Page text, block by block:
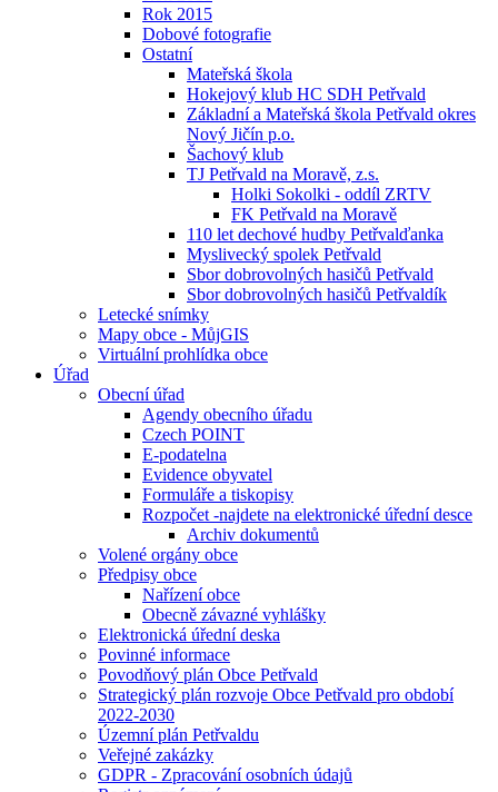
Rok 2015
Dobové fotografie
Ostatní
Mateřská škola
Hokejový klub HC SDH Petřvald
Základní a Mateřská škola Petřvald okres
Nový Jičín p.o.
Šachový klub
TJ Petřvald na Moravě, z.s.
Holki Sokolki - oddíl ZRTV
FK Petřvald na Moravě
110 let dechové hudby Petřvalďanka
Myslivecký spolek Petřvald
Sbor dobrovolných hasičů Petřvald
Sbor dobrovolných hasičů Petřvaldík
Letecké snímky
Mapy obce - MůjGIS
Virtuální prohlídka obce
Úřad
Obecní úřad
Agendy obecního úřadu
Czech POINT
E-podatelna
Evidence obyvatel
Formuláře a tiskopisy
Rozpočet -najdete na elektronické úřední desce
Archiv dokumentů
Volené orgány obce
Předpisy obce
Nařízení obce
Obecně závazné vyhlášky
Elektronická úřední deska
Povinné informace
Povodňový plán Obce Petřvald
Strategický plán rozvoje Obce Petřvald pro období
2022-2030
Územní plán Petřvaldu
Veřejné zakázky
GDPR - Zpracování osobních údajů